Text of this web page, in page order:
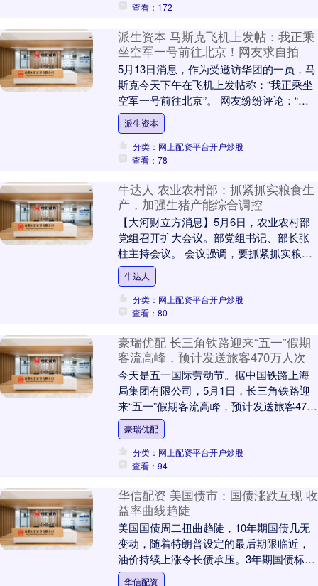
查看：172
派生资本 马斯克飞机上发帖：我正乘
坐空军一号前往北京！网友求自拍
5月13日消息，作为受邀访华团的一员，马
斯克今天下午在飞机上发帖称：“我正乘坐
空军一号前往北京”。 网友纷纷评论：“没
来个自拍？ ​”“坐飞机不要开手机”“好奇....
派生资本
分类：网上配资平台开户炒股
查看：78
牛达人 农业农村部：抓紧抓实粮食生
产，加强生猪产能综合调控
【大河财立方消息】5月6日，农业农村部
党组召开扩大会议。部党组书记、部长张
柱主持会议。 会议强调，要抓紧抓实粮食
生产，着力加强生猪产能综合调控，扎实
推进常态化精....
牛达人
分类：网上配资平台开户炒股
查看：80
豪瑞优配 长三角铁路迎来“五一”假期
客流高峰，预计发送旅客470万人次
今天是五一国际劳动节。据中国铁路上海
局集团有限公司，5月1日，长三角铁路迎
来“五一”假期客流高峰，预计发送旅客470
万人次，较去年同期多发送旅客43.2万人
次，....
豪瑞优配
分类：网上配资平台开户炒股
查看：94
华信配资 美国债市：国债涨跌互现 收
益率曲线趋陡
美国国债周二扭曲趋陡，10年期国债几无
变动，随着特朗普设定的最后期限临近，
油价持续上涨令长债承压。3年期国债标售
表现强劲，支撑了短期国债，并延续了日
华信配资